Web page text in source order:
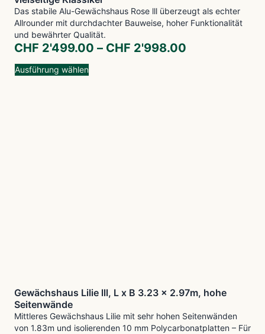
Das stabile Alu-Gewächshaus Rose lll überzeugt als echter
Allrounder mit durchdachter Bauweise, hoher Funktionalität
und bewährter Qualität.
CHF 2'499.00 – CHF 2'998.00
Ausführung wählen
Gewächshaus Lilie lll, L x B 3.23 x 2.97m, hohe
Seitenwände
Mittleres Gewächshaus Lilie mit sehr hohen Seitenwänden
von 1.83m und isolierenden 10 mm Polycarbonatplatten – Für